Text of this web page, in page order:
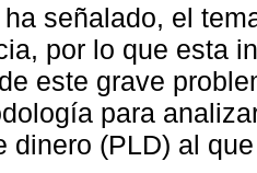
señalado, el
por lo que esta
este grave
para
dinero (PLD) al